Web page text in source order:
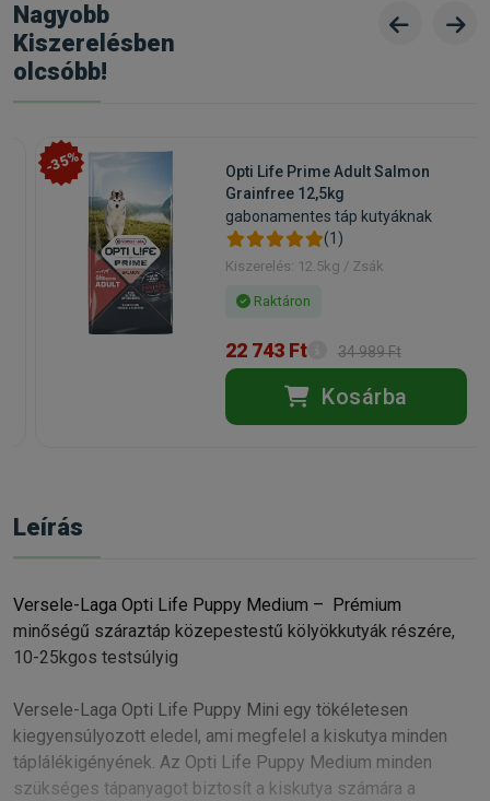
Nagyobb
Kiszerelésben
olcsóbb!
-35%
Opti Life Prime Adult Salmon
Grainfree 12,5kg
gabonamentes táp kutyáknak
(1)
Kiszerelés: 12.5kg / Zsák
Raktáron
22 743 Ft 34 989 Ft
Kosárba
Leírás
Versele-Laga Opti Life Puppy Medium – Prémium
minőségű száraztáp közepestestű kölyökkutyák részére,
10-25kgos testsúlyig
Versele-Laga Opti Life Puppy Mini egy tökéletesen
kiegyensúlyozott eledel, ami megfelel a kiskutya minden
táplálékigényének. Az Opti Life Puppy Medium minden
szükséges tápanyagot biztosít a kiskutya számára a